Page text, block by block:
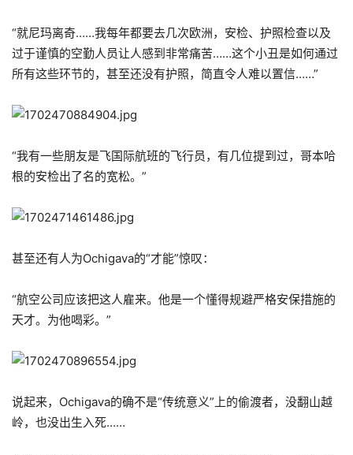
“就尼玛离奇……我每年都要去几次欧洲，安检、护照检查以及
过于谨慎的空勤人员让人感到非常痛苦……这个小丑是如何通过
所有这些环节的，甚至还没有护照，简直令人难以置信……”
“我有一些朋友是飞国际航班的飞行员，有几位提到过，哥本哈
根的安检出了名的宽松。”
甚至还有人为Ochigava的“才能”惊叹：
“航空公司应该把这人雇来。他是一个懂得规避严格安保措施的
天才。为他喝彩。”
说起来，Ochigava的确不是“传统意义”上的偷渡者，没翻山越
岭，也没出生入死……